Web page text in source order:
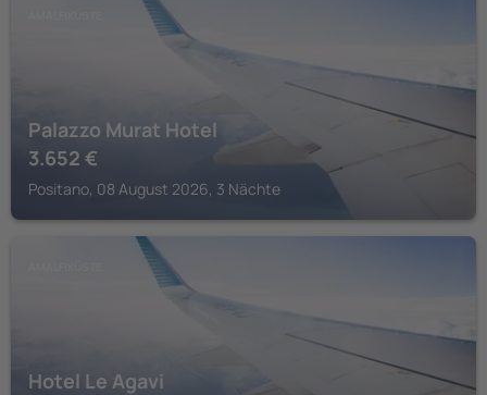
Palazzo Murat Hotel
3.652 €
Positano, 08 August 2026, 3 Nächte
Hotel Le Agavi